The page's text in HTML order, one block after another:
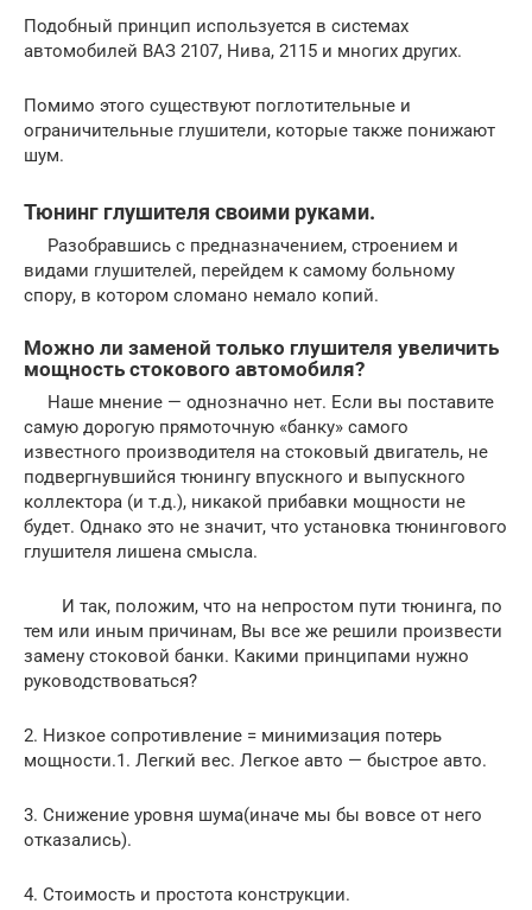
Подобный принцип используется в системах
автомобилей ВАЗ 2107, Нива, 2115 и многих других.
Помимо этого существуют поглотительные и
ограничительные глушители, которые также понижают
шум.
Тюнинг глушителя своими руками.
Разобравшись с предназначением, строением и
видами глушителей, перейдем к самому больному
спору, в котором сломано немало копий.
Можно ли заменой только глушителя увеличить
мощность стокового автомобиля?
Наше мнение — однозначно нет. Если вы поставите
самую дорогую прямоточную «банку» самого
известного производителя на стоковый двигатель, не
подвергнувшийся тюнингу впускного и выпускного
коллектора (и т.д.), никакой прибавки мощности не
будет. Однако это не значит, что установка тюнингового
глушителя лишена смысла.
И так, положим, что на непростом пути тюнинга, по
тем или иным причинам, Вы все же решили произвести
замену стоковой банки. Какими принципами нужно
руководствоваться?
2. Низкое сопротивление = минимизация потерь
мощности.1. Легкий вес. Легкое авто — быстрое авто.
3. Снижение уровня шума(иначе мы бы вовсе от него
отказались).
4. Стоимость и простота конструкции.